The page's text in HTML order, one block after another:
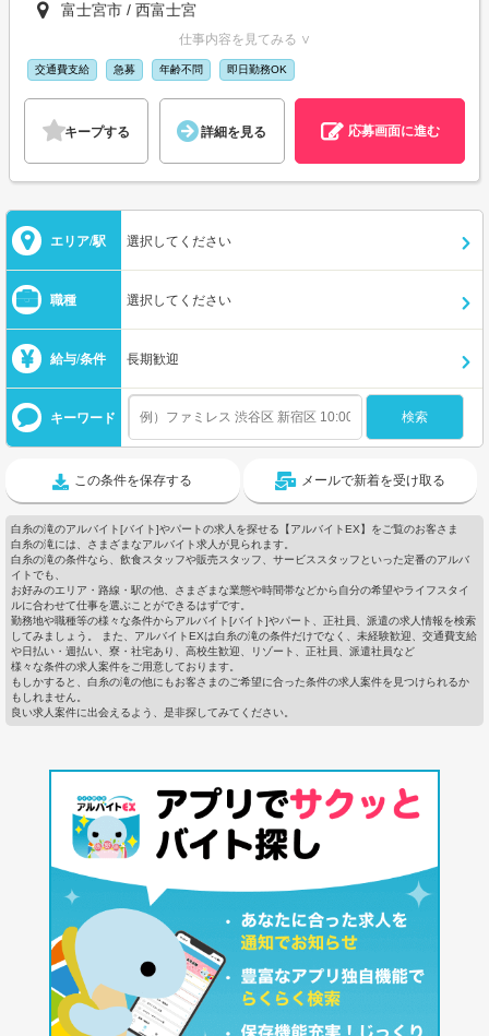
富士宮市 / 西富士宮
仕事内容を見てみる ∨
交通費支給 急募 年齢不問 即日勤務OK
キープする 詳細を見る 応募画面に進む
エリア/駅 選択してください
職種 選択してください
給与/条件 長期歓迎
キーワード
この条件を保存する メールで新着を受け取る
白糸の滝のアルバイト[バイト]やパートの求人を探せる【アルバイトEX】をご覧のお客さま
白糸の滝には、さまざまなアルバイト求人が見られます。
白糸の滝の条件なら、飲食スタッフや販売スタッフ、サービススタッフといった定番のアルバ
イトでも、
お好みのエリア・路線・駅の他、さまざまな業態や時間帯などから自分の希望やライフスタイ
ルに合わせて仕事を選ぶことができるはずです。
勤務地や職種等の様々な条件からアルバイト[バイト]やパート、正社員、派遣の求人情報を検索
してみましょう。 また、アルバイトEXは白糸の滝の条件だけでなく、未経験歓迎、交通費支給
や日払い・週払い、寮・社宅あり、高校生歓迎、リゾート、正社員、派遣社員など
様々な条件の求人案件をご用意しております。
もしかすると、白糸の滝の他にもお客さまのご希望に合った条件の求人案件を見つけられるか
もしれません。
良い求人案件に出会えるよう、是非探してみてください。